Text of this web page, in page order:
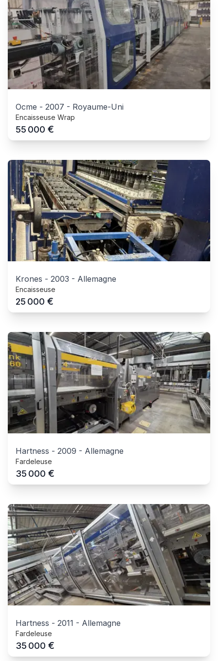
Ocme - 2007 - Royaume-Uni
Encaisseuse Wrap
55 000 €
Krones - 2003 - Allemagne
Encaisseuse
25 000 €
Hartness - 2009 - Allemagne
Fardeleuse
35 000 €
Hartness - 2011 - Allemagne
Fardeleuse
35 000 €